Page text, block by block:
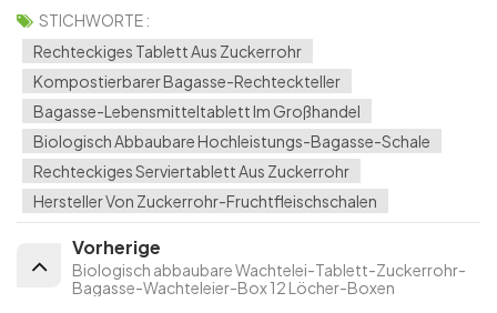
STICHWORTE :
Rechteckiges Tablett Aus Zuckerrohr
Kompostierbarer Bagasse-Rechteckteller
Bagasse-Lebensmitteltablett Im Großhandel
Biologisch Abbaubare Hochleistungs-Bagasse-Schale
Rechteckiges Serviertablett Aus Zuckerrohr
Hersteller Von Zuckerrohr-Fruchtfleischschalen
Vorherige
Biologisch abbaubare Wachtelei-Tablett-Zuckerrohr-
Bagasse-Wachteleier-Box 12 Löcher-Boxen